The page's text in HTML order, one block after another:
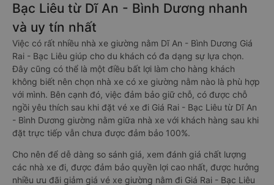
Bạc Liêu từ Dĩ An - Bình Dương nhanh
và uy tín nhất
Việc có rất nhiều nhà xe giường nằm Dĩ An - Bình Dương Giá
Rai - Bạc Liêu giúp cho du khách có đa dạng sự lựa chọn.
Đây cũng có thể là một điều bất lợi làm cho hàng khách
không biết nên chọn nhà xe có xe giường nằm nào là phù hợp
với mình. Bên cạnh đó, việc đảm bảo giữ chỗ, có được chỗ
ngồi yêu thích sau khi đặt vé xe đi Giá Rai - Bạc Liêu từ Dĩ An
- Bình Dương giường nằm giữa nhà xe với khách hàng sau khi
đặt trực tiếp vẫn chưa được đảm bảo 100%.
Cho nên để dễ dàng so sánh giá, xem đánh giá chất lượng
các nhà xe đi, được đảm bảo quyền lợi cao nhất, được hưởng
nhiều ưu đãi giảm giá vé xe giường nằm đi Giá Rai - Bạc Liêu